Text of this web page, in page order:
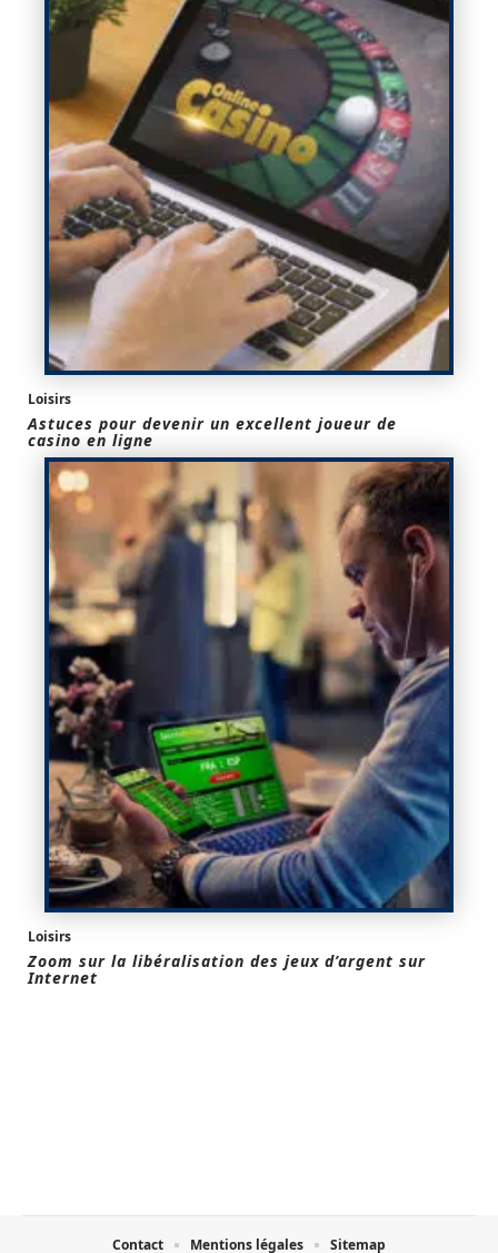
Loisirs
Astuces pour devenir un excellent joueur de
casino en ligne
Loisirs
Zoom sur la libéralisation des jeux d’argent sur
Internet
Contact Mentions légales Sitemap